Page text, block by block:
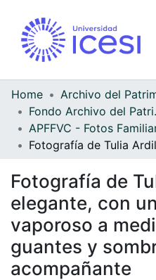
Home
Fondo
Fotografía de
elegante, con
vaporoso a
guantes y
acompañante